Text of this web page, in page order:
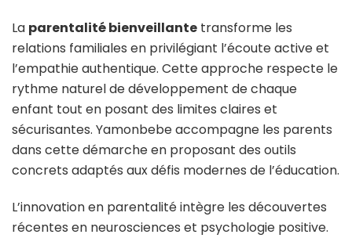
La parentalité bienveillante transforme les
relations familiales en privilégiant l’écoute active et
l’empathie authentique. Cette approche respecte le
rythme naturel de développement de chaque
enfant tout en posant des limites claires et
sécurisantes. Yamonbebe accompagne les parents
dans cette démarche en proposant des outils
concrets adaptés aux défis modernes de l’éducation.
L’innovation en parentalité intègre les découvertes
récentes en neurosciences et psychologie positive.